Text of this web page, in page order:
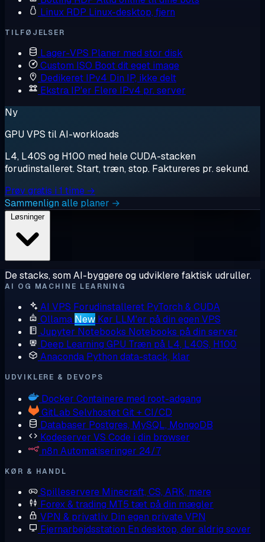
Linux RDP Linux-desktop, fjern
TILFØJELSER
Lager-VPS Planer med stor disk
Custom ISO Boot dit eget image
Dedikeret IPv4 Din IP, ikke delt
Ekstra IP'er Flere IPv4 pr. server
Ny
GPU VPS til AI-workloads
L4, L40S og H100 med hele CUDA-stacken
forudinstalleret. Start, træn, stop. Faktureres pr. sekund.
Prøv gratis i 1 time →
Sammenlign alle planer →
Løsninger
De stacks, som AI-byggere og udviklere faktisk udruller.
AI OG MACHINE LEARNING
AI VPS Forudinstalleret PyTorch & CUDA
Ollama New Kør LLM'er på din egen VPS
Jupyter Notebooks Notebooks på din server
Deep Learning GPU Træn på L4, L40S, H100
Anaconda Python data-stack, klar
UDVIKLERE & DEVOPS
Docker Containere med root-adgang
GitLab Selvhostet Git + CI/CD
Databaser Postgres, MySQL, MongoDB
Kodeserver VS Code i din browser
n8n Automatiseringer 24/7
KØR & HANDL
Spilleservere Minecraft, CS, ARK, mere
Forex & trading MT5 tæt på din mægler
VPN & privatliv Din egen private VPN
Fjernarbejdsstation En desktop, der aldrig sover